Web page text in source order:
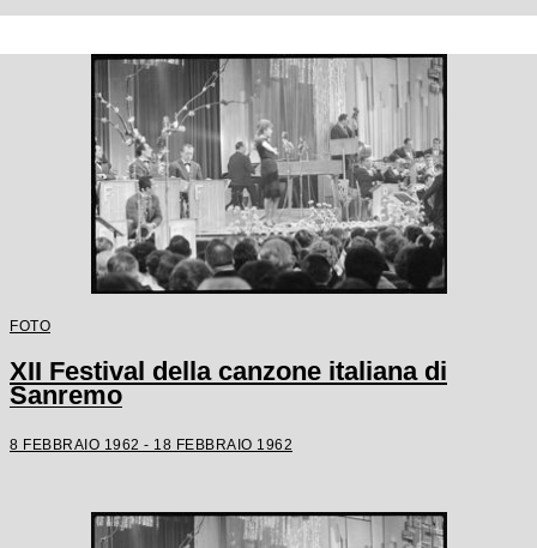
FOTO
XII Festival della canzone italiana di
Sanremo
8 FEBBRAIO 1962 - 18 FEBBRAIO 1962